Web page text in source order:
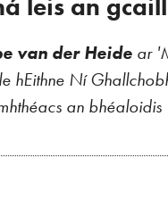
leis an
van der Heide ar
hEithne Ní
an bhéaloidis